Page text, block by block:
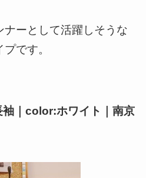
ナーとして活躍しそうな
です。
袖｜color:ホワイト｜南京